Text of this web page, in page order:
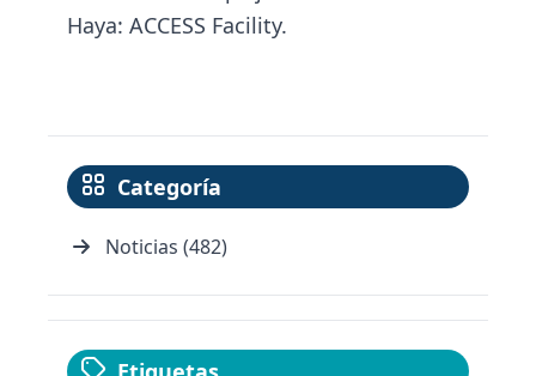
Haya: ACCESS Facility.
Categoría
Noticias (482)